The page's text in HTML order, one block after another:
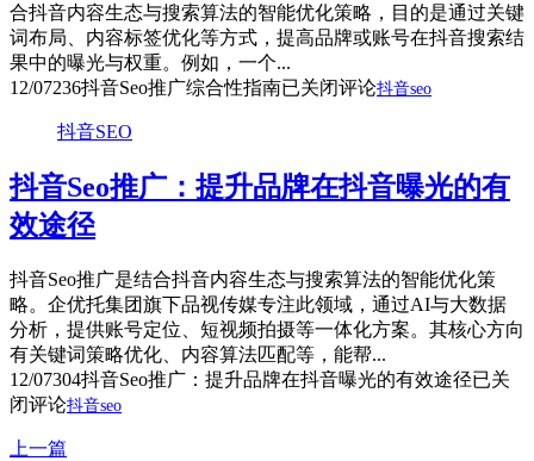
合抖音内容生态与搜索算法的智能优化策略，目的是通过关键
词布局、内容标签优化等方式，提高品牌或账号在抖音搜索结
果中的曝光与权重。例如，一个...
12/07236抖音Seo推广综合性指南已关闭评论抖音seo
抖音SEO
抖音Seo推广：提升品牌在抖音曝光的有
效途径
抖音Seo推广是结合抖音内容生态与搜索算法的智能优化策
略。企优托集团旗下品视传媒专注此领域，通过AI与大数据
分析，提供账号定位、短视频拍摄等一体化方案。其核心方向
有关键词策略优化、内容算法匹配等，能帮...
12/07304抖音Seo推广：提升品牌在抖音曝光的有效途径已关
闭评论抖音seo
上一篇